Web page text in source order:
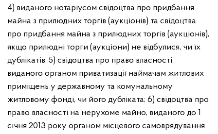
4) виданого нотаріусом свідоцтва про придбання
майна з прилюдних торгів (аукціонів) та свідоцтва
про придбання майна з прилюдних торгів (аукціонів),
якщо прилюдні торги (аукціони) не відбулися, чи їх
дублікатів; 5) свідоцтва про право власності,
виданого органом приватизації наймачам житлових
приміщень у державному та комунальному
житловому фонді, чи його дубліката; 6) свідоцтва про
право власності на нерухоме майно, виданого до 1
січня 2013 року органом місцевого самоврядування